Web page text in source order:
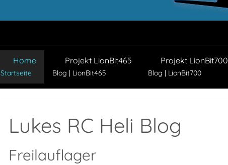
Home
Startseite
Projekt LionBit465
Blog | LionBit465
Projekt LionBit700
Blog | LionBit700
Lukes RC Heli Blog
Freilauflager